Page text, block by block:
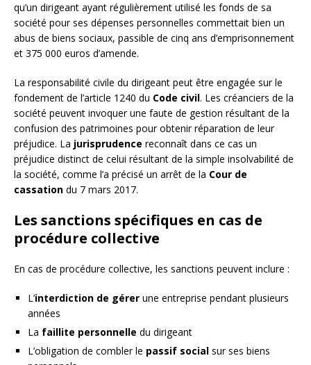
qu’un dirigeant ayant régulièrement utilisé les fonds de sa
société pour ses dépenses personnelles commettait bien un
abus de biens sociaux, passible de cinq ans d’emprisonnement
et 375 000 euros d’amende.
La responsabilité civile du dirigeant peut être engagée sur le
fondement de l’article 1240 du Code civil. Les créanciers de la
société peuvent invoquer une faute de gestion résultant de la
confusion des patrimoines pour obtenir réparation de leur
préjudice. La jurisprudence reconnaît dans ce cas un
préjudice distinct de celui résultant de la simple insolvabilité de
la société, comme l’a précisé un arrêt de la Cour de
cassation du 7 mars 2017.
Les sanctions spécifiques en cas de
procédure collective
En cas de procédure collective, les sanctions peuvent inclure :
L’interdiction de gérer une entreprise pendant plusieurs
années
La faillite personnelle du dirigeant
L’obligation de combler le passif social sur ses biens